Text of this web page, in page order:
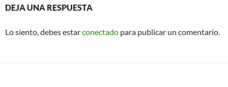
DEJA UNA RESPUESTA
Lo siento, debes estarconectado para publicar un comentario.